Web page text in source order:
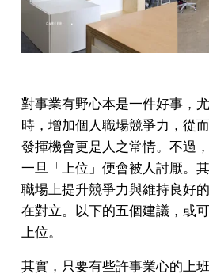
對事業有野心本是一件好事，
時，增加個人職場競爭力，從
發揮機會更是人之常情。不過
一旦「上位」便會被人討厭。
職場上提升競爭力與維持良好
在對立。以下的五個建議，或
上位。
其實，只要有些許事業心的上